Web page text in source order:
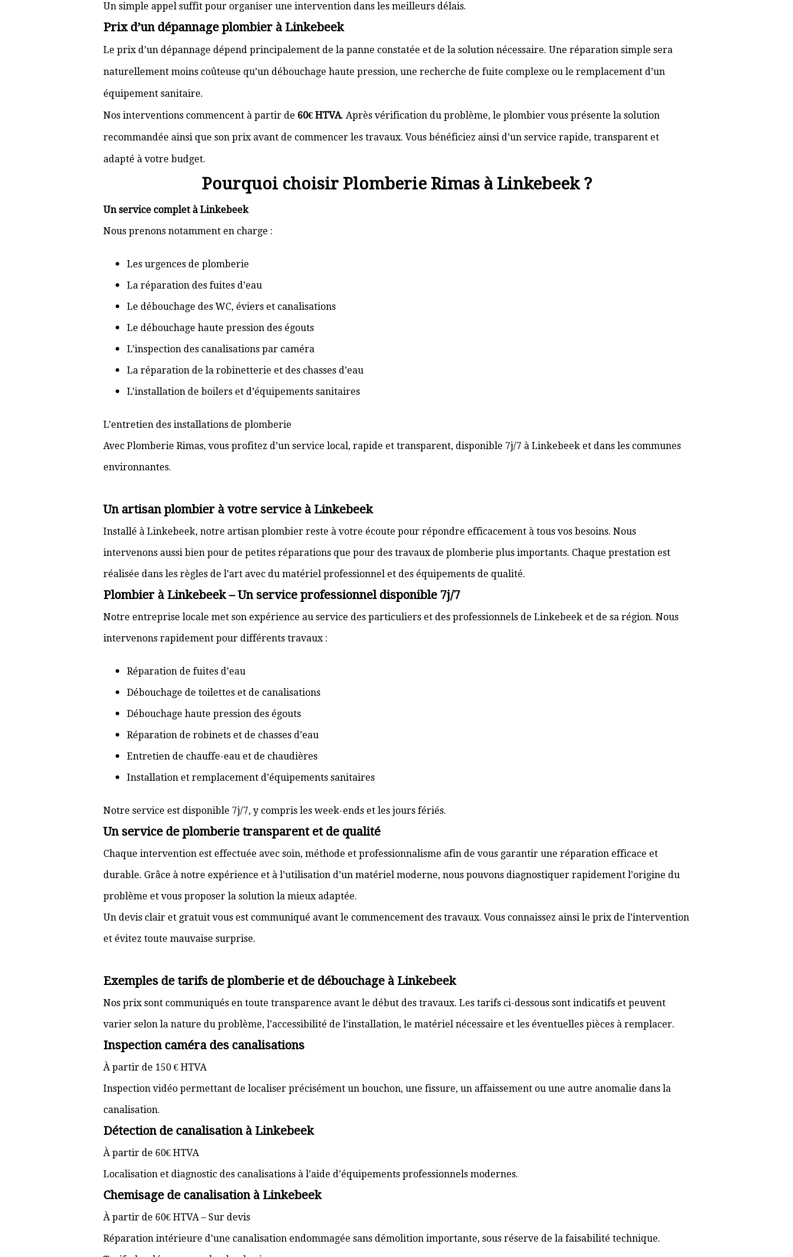
Un simple appel suffit pour organiser une intervention dans les meilleurs délais.
Prix d’un dépannage plombier à Linkebeek
Le prix d’un dépannage dépend principalement de la panne constatée et de la solution nécessaire. Une réparation simple sera
naturellement moins coûteuse qu’un débouchage haute pression, une recherche de fuite complexe ou le remplacement d’un
équipement sanitaire.
Nos interventions commencent à partir de 60€ HTVA. Après vérification du problème, le plombier vous présente la solution
recommandée ainsi que son prix avant de commencer les travaux. Vous bénéficiez ainsi d’un service rapide, transparent et
adapté à votre budget.
Pourquoi choisir Plomberie Rimas à Linkebeek ?
Un service complet à Linkebeek
Nous prenons notamment en charge :
Les urgences de plomberie
La réparation des fuites d’eau
Le débouchage des WC, éviers et canalisations
Le débouchage haute pression des égouts
L’inspection des canalisations par caméra
La réparation de la robinetterie et des chasses d’eau
L’installation de boilers et d’équipements sanitaires
L’entretien des installations de plomberie
Avec Plomberie Rimas, vous profitez d’un service local, rapide et transparent, disponible 7j/7 à Linkebeek et dans les communes
environnantes.
Un artisan plombier à votre service à Linkebeek
Installé à Linkebeek, notre artisan plombier reste à votre écoute pour répondre efficacement à tous vos besoins. Nous
intervenons aussi bien pour de petites réparations que pour des travaux de plomberie plus importants. Chaque prestation est
réalisée dans les règles de l’art avec du matériel professionnel et des équipements de qualité.
Plombier à Linkebeek – Un service professionnel disponible 7j/7
Notre entreprise locale met son expérience au service des particuliers et des professionnels de Linkebeek et de sa région. Nous
intervenons rapidement pour différents travaux :
Réparation de fuites d’eau
Débouchage de toilettes et de canalisations
Débouchage haute pression des égouts
Réparation de robinets et de chasses d’eau
Entretien de chauffe-eau et de chaudières
Installation et remplacement d’équipements sanitaires
Notre service est disponible 7j/7, y compris les week-ends et les jours fériés.
Un service de plomberie transparent et de qualité
Chaque intervention est effectuée avec soin, méthode et professionnalisme afin de vous garantir une réparation efficace et
durable. Grâce à notre expérience et à l’utilisation d’un matériel moderne, nous pouvons diagnostiquer rapidement l’origine du
problème et vous proposer la solution la mieux adaptée.
Un devis clair et gratuit vous est communiqué avant le commencement des travaux. Vous connaissez ainsi le prix de l’intervention
et évitez toute mauvaise surprise.
Exemples de tarifs de plomberie et de débouchage à Linkebeek
Nos prix sont communiqués en toute transparence avant le début des travaux. Les tarifs ci-dessous sont indicatifs et peuvent
varier selon la nature du problème, l’accessibilité de l’installation, le matériel nécessaire et les éventuelles pièces à remplacer.
Inspection caméra des canalisations
À partir de 150 € HTVA
Inspection vidéo permettant de localiser précisément un bouchon, une fissure, un affaissement ou une autre anomalie dans la
canalisation.
Détection de canalisation à Linkebeek
À partir de 60€ HTVA
Localisation et diagnostic des canalisations à l’aide d’équipements professionnels modernes.
Chemisage de canalisation à Linkebeek
À partir de 60€ HTVA – Sur devis
Réparation intérieure d’une canalisation endommagée sans démolition importante, sous réserve de la faisabilité technique.